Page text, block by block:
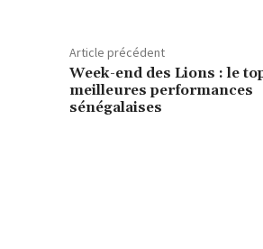
Article précédent
Week-end des Lions : le
meilleures performances
sénégalaises